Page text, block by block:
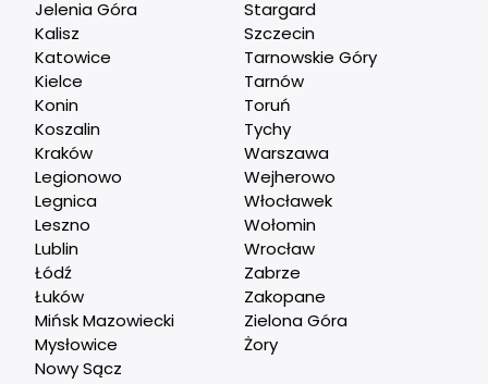
Jelenia Góra
Kalisz
Katowice
Kielce
Konin
Koszalin
Kraków
Legionowo
Legnica
Leszno
Lublin
Łódź
Łuków
Mińsk Mazowiecki
Mysłowice
Nowy Sącz
Stargard
Szczecin
Tarnowskie Góry
Tarnów
Toruń
Tychy
Warszawa
Wejherowo
Włocławek
Wołomin
Wrocław
Zabrze
Zakopane
Zielona Góra
Żory